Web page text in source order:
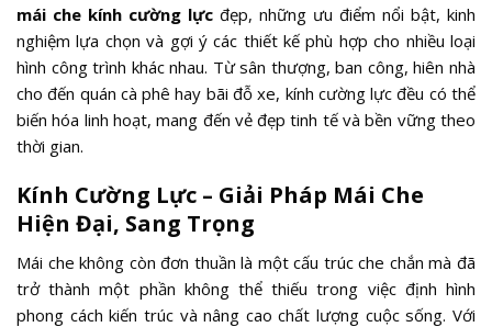
mái che kính cường lực đẹp, những ưu điểm nổi bật, kinh
nghiệm lựa chọn và gợi ý các thiết kế phù hợp cho nhiều loại
hình công trình khác nhau. Từ sân thượng, ban công, hiên nhà
cho đến quán cà phê hay bãi đỗ xe, kính cường lực đều có thể
biến hóa linh hoạt, mang đến vẻ đẹp tinh tế và bền vững theo
thời gian.
Kính Cường Lực – Giải Pháp Mái Che
Hiện Đại, Sang Trọng
Mái che không còn đơn thuần là một cấu trúc che chắn mà đã
trở thành một phần không thể thiếu trong việc định hình
phong cách kiến trúc và nâng cao chất lượng cuộc sống. Với